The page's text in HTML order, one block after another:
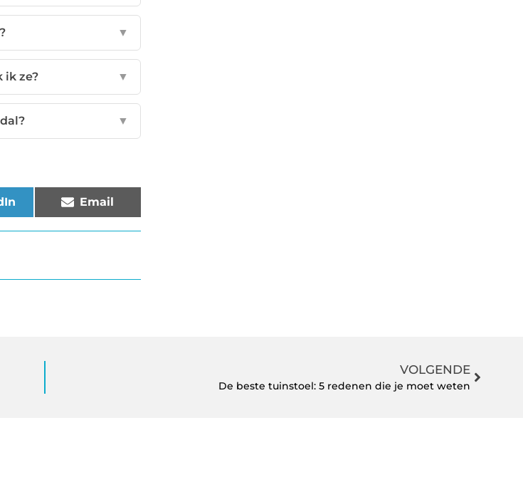
▼
ik ze? ▼
▼
Email
VOLGENDE
De beste tuinstoel: 5 redenen die je moet weten